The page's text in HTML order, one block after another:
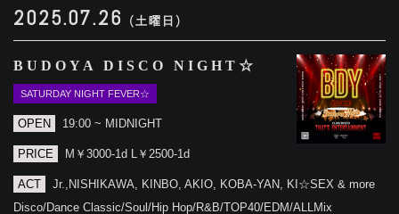
2025.07.26 (土曜日)
BUDOYA DISCO NIGHT☆
SATURDAY NIGHT FEVER☆
OPEN 19:00 ~ MIDNIGHT
PRICE M￥3000-1d L￥2500-1d
ACT
Jr.,NISHIKAWA, KINBO, AKIO, KOBA-YAN, KI☆SEX & more
Disco/Dance Classic/Soul/Hip Hop/R&B/TOP40/EDM/ALLMix